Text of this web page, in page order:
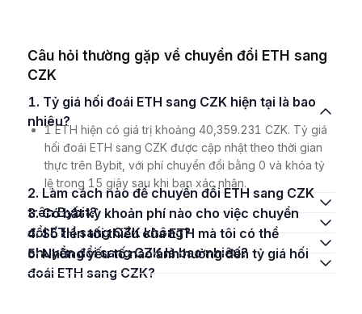
Câu hỏi thường gặp về chuyển đổi ETH sang
CZK
1. Tỷ giá hối đoái ETH sang CZK hiện tại là bao
nhiêu?
1 ETH hiện có giá trị khoảng 40,359.231 CZK. Tỷ giá
hối đoái ETH sang CZK được cập nhật theo thời gian
thực trên Bybit, với phí chuyển đổi bằng 0 và khóa tỷ
lệ trong 15 giây sau khi bạn xác nhận.
2. Làm cách nào để chuyển đổi ETH sang CZK
trên Bybit?
3. Có bất kỳ khoản phí nào cho việc chuyển
đổi ETH sang CZK không?
4. Số tiền tối thiểu của ETH mà tôi có thể
chuyển đổi sang CZK là bao nhiêu?
5. Những yếu tố nào ảnh hưởng đến tỷ giá hối
đoái ETH sang CZK?